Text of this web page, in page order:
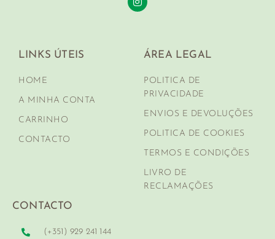
LINKS ÚTEIS
HOME
A MINHA CONTA
CARRINHO
CONTACTO
ÁREA LEGAL
POLITICA DE
PRIVACIDADE
ENVIOS E DEVOLUÇÕES
POLITICA DE COOKIES
TERMOS E CONDIÇÕES
LIVRO DE
RECLAMAÇÕES
CONTACTO
(+351) 929 241 144